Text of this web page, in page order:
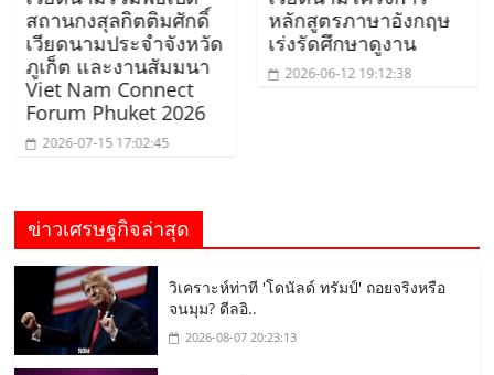
สถานกงสุลกิตติมศักดิ์
เวียดนามประจำจังหวัด
ภูเก็ต และงานสัมมนา
Viet Nam Connect
Forum Phuket 2026
2026-07-15 17:02:45
หลักสูตรภาษาอังกฤษ
เร่งรัดศึกษาดูงาน
2026-06-12 19:12:38
ข่าวเศรษฐกิจล่าสุด
วิเคราะห์ท่าที 'โดนัลด์ ทรัมป์' ถอยจริงหรือ
จนมุม? ดีลอิ..
2026-08-07 20:23:13